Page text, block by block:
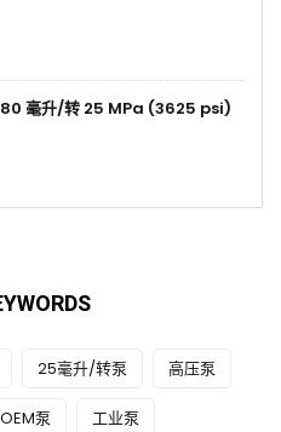
毫升/转 25 MPa (3625 psi)
25毫升/转泵 高压泵
OEM泵 工业泵